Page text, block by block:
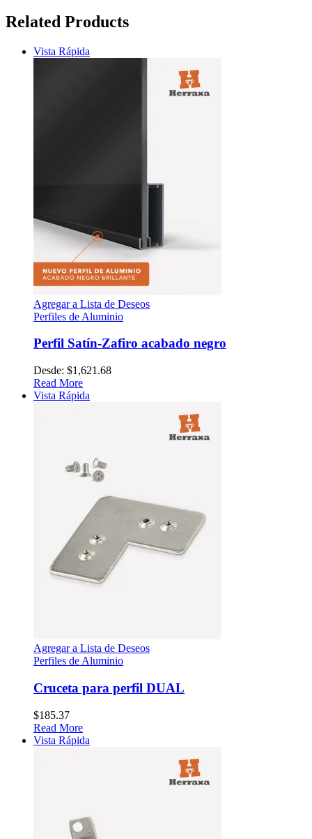
Related Products
Vista Rápida
Agregar a Lista de Deseos
Perfiles de Aluminio
Perfil Satín-Zafiro acabado negro
Desde: $1,621.68
Read More
Vista Rápida
Agregar a Lista de Deseos
Perfiles de Aluminio
Cruceta para perfil DUAL
$185.37
Read More
Vista Rápida